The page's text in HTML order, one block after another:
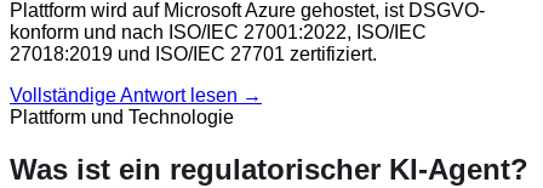
Plattform wird auf Microsoft Azure gehostet, ist DSGVO-
konform und nach ISO/IEC 27001:2022, ISO/IEC
27018:2019 und ISO/IEC 27701 zertifiziert.
Vollständige Antwort lesen →
Plattform und Technologie
Was ist ein regulatorischer KI-Agent?